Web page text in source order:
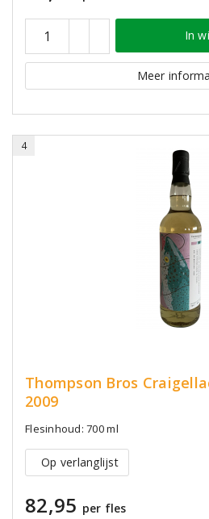
In
Meer
4
Thompson Bros
2009
Flesinhoud: 700 ml
Op verlanglijst
82,95 per fles